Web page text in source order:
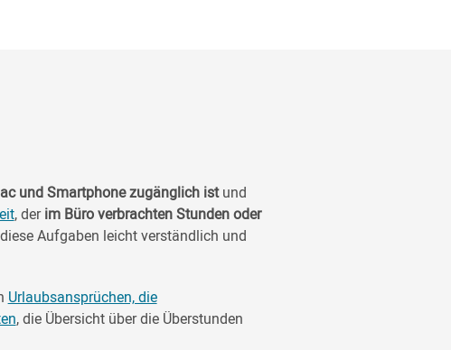
und Smartphone zugänglich istund
, derim Büro verbrachten Stunden oder
Aufgaben leicht verständlich und
Urlaubsansprüchen, die
, die Übersicht über die Überstunden